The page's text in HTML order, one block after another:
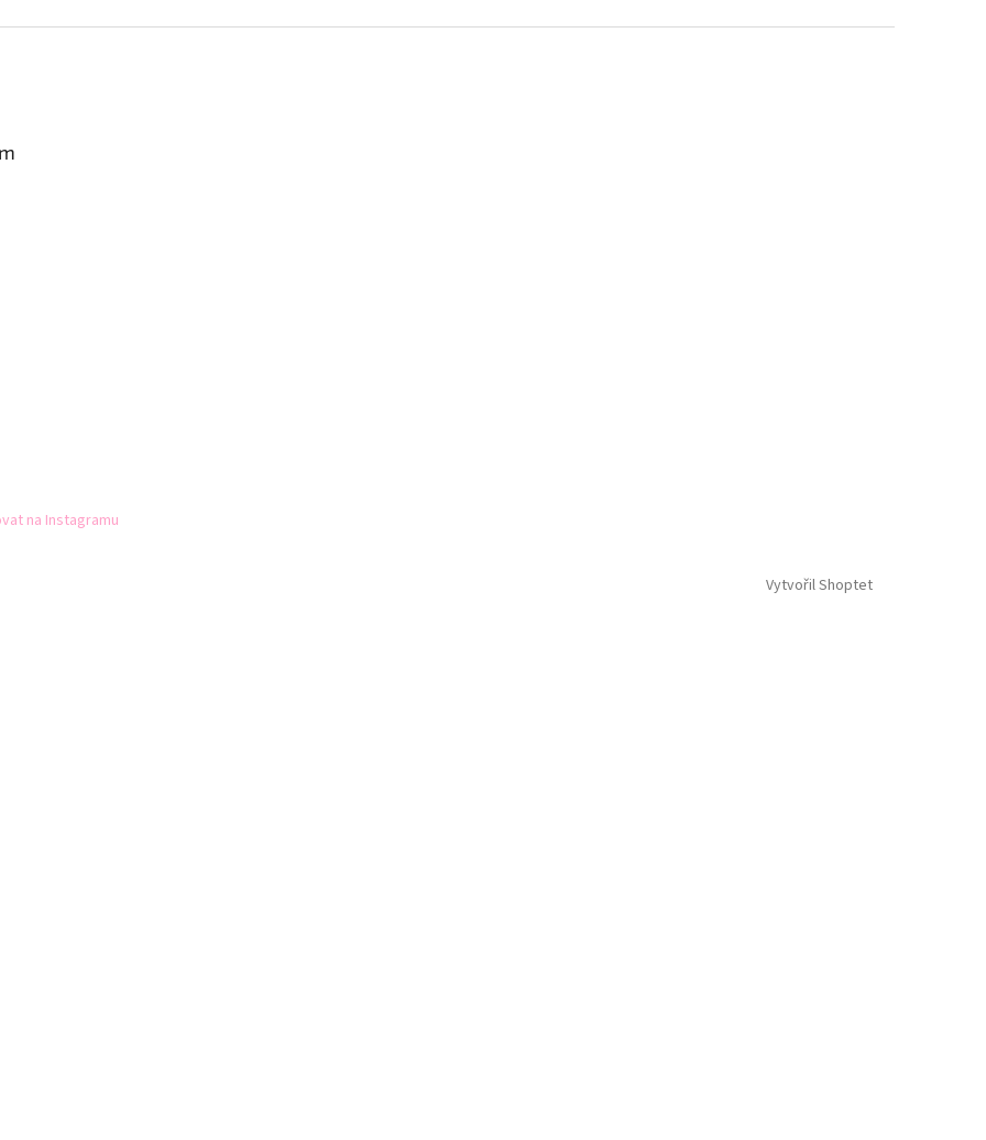
tak pro...
kolekce Julie, s...
na Instagramu
Vytvořil Shoptet